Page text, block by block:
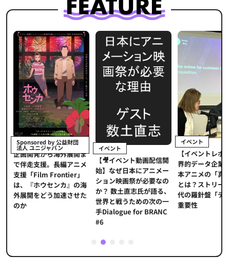
Sponsored by 公益財団
法人 ユニジャパン
企画開発から海外展開ま
で伴走支援。長編アニメ
支援「Film Frontier」
は、『ホウセンカ』の海
外展開をどう加速させた
のか
イベント
【🎥イベント動画配信開
始】なぜ日本にアニメー
ション映画祭が必要なの
か？ 数土直志氏が語る、
世界と戦うための次の一
手Dialogue for BRANC
#6
イベント
【イベントレポ
界的データ企業
本アニメの「真
とは？ストリー
代の羅針盤「デ
重要性
2